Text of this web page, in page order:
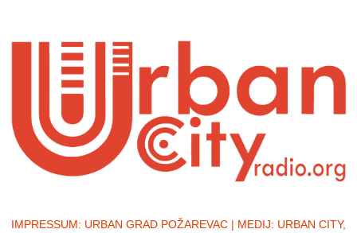
IMPRESSUM: URBAN GRAD POŽAREVAC | MEDIJ: URBAN CITY,